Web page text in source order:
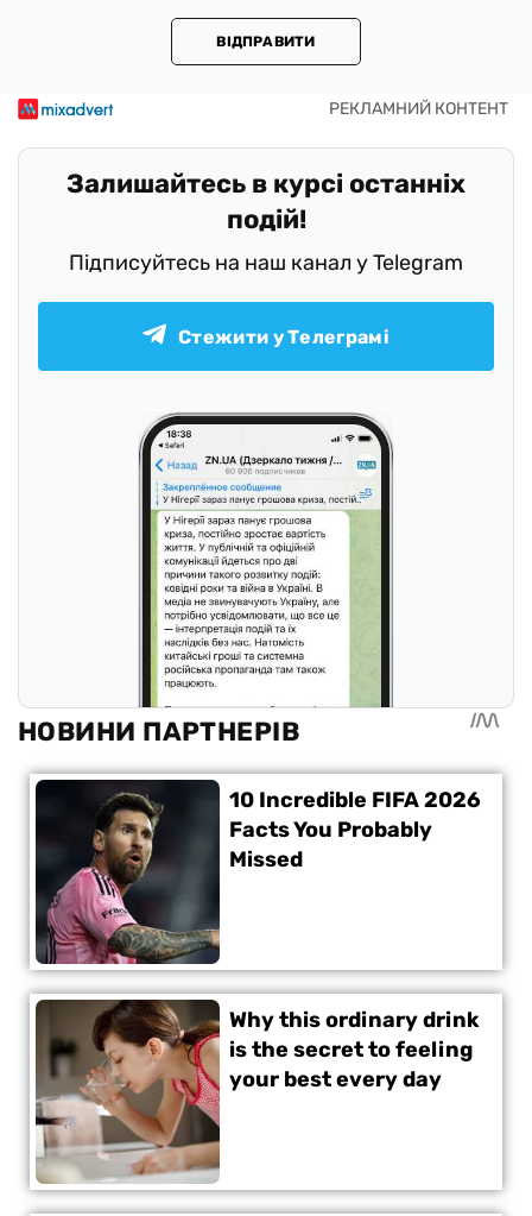
ВІДПРАВИТИ
Залишайтесь в курсі останніх
подій!
Підписуйтесь на наш канал у Telegram
Стежити у Телеграмі